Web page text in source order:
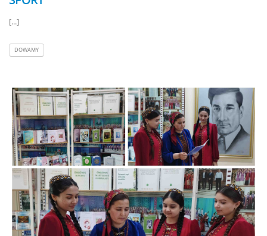
[...]
DOWAMY